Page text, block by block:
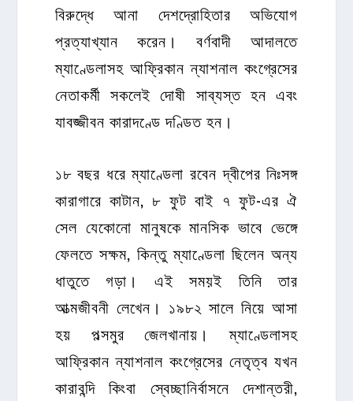
বিরুদ্ধে আনা দেশদ্রোহিতার অভিযোগ
প্রত্যাখ্যান করেন। বর্ণবাদী আদালতে
ম্যাণ্ডেলাসহ আফ্রিকান ন্যাশনাল কংগ্রেসের
নেতাকর্মী সকলেই দোষী সাব্যস্ত হন এবং
যাবজ্জীবন কারাদণ্ডে দণ্ডিত হন।
১৮ বছর ধরে ম্যাণ্ডেলা রবেন দ্বীপের নিঃসঙ্গ
কারাগারে কাটান, ৮ ফুট বাই ৭ ফুট-এর ঐ
সেল যেকোনো মানুষকে মানসিক ভাবে ভেঙ্গে
ফেলতে সক্ষম, কিন্তু ম্যাণ্ডেলা ছিলেন অন্য
ধাতুতে গড়া। এই সময়ই তিনি তার
আত্মজীবনী লেখেন। ১৯৮২ সালে নিয়ে আসা
হয় পল্সমুর জেলখানায়। ম্যাণ্ডেলাসহ
আফ্রিকান ন্যাশনাল কংগ্রেসের নেতৃত্ব যখন
কারাবন্দি কিংবা স্বেচ্ছানির্বাসনে দেশান্তরী,